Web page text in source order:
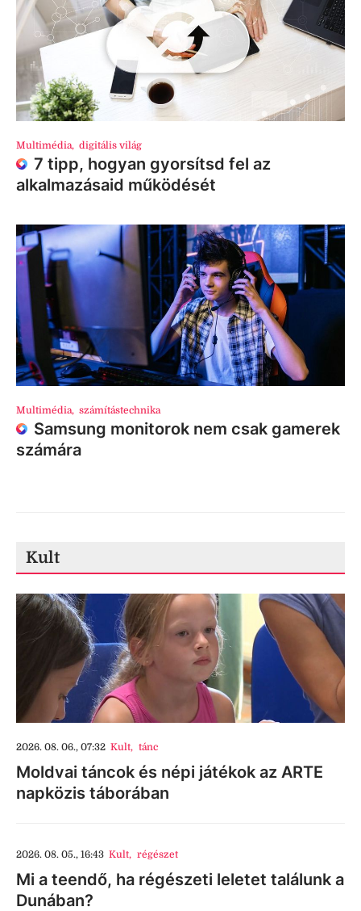
Multimédia, digitális világ
7 tipp, hogyan gyorsítsd fel az
alkalmazásaid működését
Multimédia, számítástechnika
Samsung monitorok nem csak gamerek
számára
Kult
2026. 08. 06., 07:32 Kult, tánc
Moldvai táncok és népi játékok az ARTE
napközis táborában
2026. 08. 05., 16:43 Kult, régészet
Mi a teendő, ha régészeti leletet találunk a
Dunában?